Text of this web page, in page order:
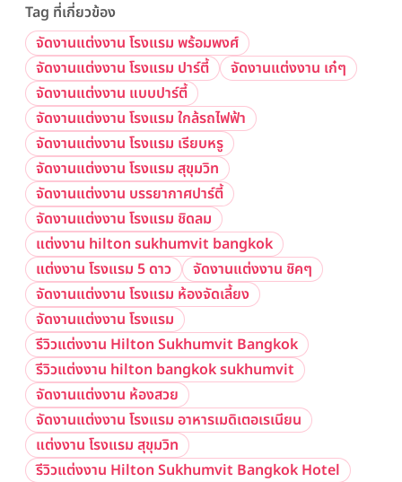
Tag ที่เกี่ยวข้อง
จัดงานแต่งงาน โรงแรม พร้อมพงศ์
จัดงานแต่งงาน โรงแรม ปาร์ตี้
จัดงานแต่งงาน เก๋ๆ
จัดงานแต่งงาน แบบปาร์ตี้
จัดงานแต่งงาน โรงแรม ใกล้รถไฟฟ้า
จัดงานแต่งงาน โรงแรม เรียบหรู
จัดงานแต่งงาน โรงแรม สุขุมวิท
จัดงานแต่งงาน บรรยากาศปาร์ตี้
จัดงานแต่งงาน โรงแรม ชิดลม
แต่งงาน hilton sukhumvit bangkok
แต่งงาน โรงแรม 5 ดาว
จัดงานแต่งงาน ชิคๆ
จัดงานแต่งงาน โรงแรม ห้องจัดเลี้ยง
จัดงานแต่งงาน โรงแรม
รีวิวแต่งงาน Hilton Sukhumvit Bangkok
รีวิวแต่งงาน hilton bangkok sukhumvit
จัดงานแต่งงาน ห้องสวย
จัดงานแต่งงาน โรงแรม อาหารเมดิเตอเรเนียน
แต่งงาน โรงแรม สุขุมวิท
รีวิวแต่งงาน Hilton Sukhumvit Bangkok Hotel